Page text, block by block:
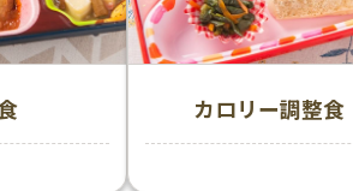
カロリー調整食